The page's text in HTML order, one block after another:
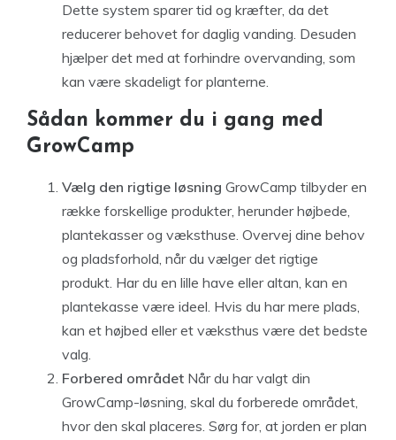
Dette system sparer tid og kræfter, da det
reducerer behovet for daglig vanding. Desuden
hjælper det med at forhindre overvanding, som
kan være skadeligt for planterne.
Sådan kommer du i gang med
GrowCamp
Vælg den rigtige løsning GrowCamp tilbyder en
række forskellige produkter, herunder højbede,
plantekasser og væksthuse. Overvej dine behov
og pladsforhold, når du vælger det rigtige
produkt. Har du en lille have eller altan, kan en
plantekasse være ideel. Hvis du har mere plads,
kan et højbed eller et væksthus være det bedste
valg.
Forbered området Når du har valgt din
GrowCamp-løsning, skal du forberede området,
hvor den skal placeres. Sørg for, at jorden er plan